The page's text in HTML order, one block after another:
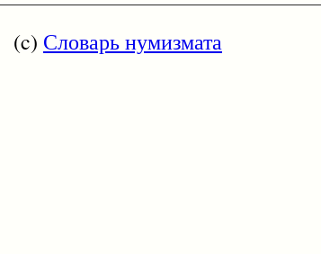
(c) Словарь нумизмата